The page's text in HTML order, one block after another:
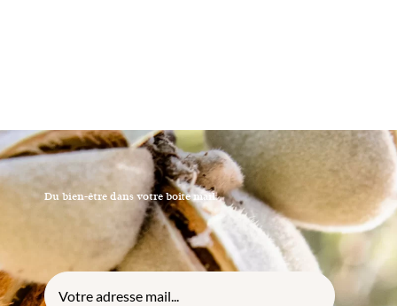
Du bien-être dans votre boîte mail.